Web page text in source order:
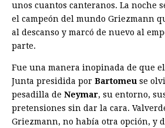
unos cuantos canteranos. La noche
el campeón del mundo Griezmann
al descanso y marcó de nuevo al
parte.
Fue una manera inopinada de que
Junta presidida por Bartomeu se
pesadilla de Neymar, su entorno,
pretensiones sin dar la cara.
Griezmann, no había otra opción, y